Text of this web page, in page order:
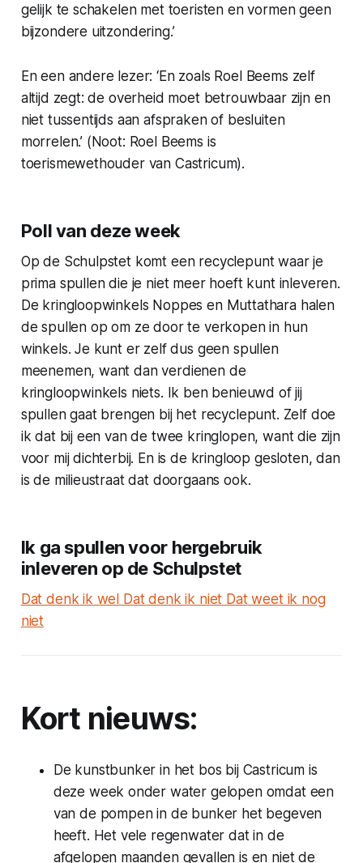
gelijk te schakelen met toeristen en vormen geen
bijzondere uitzondering.’
En een andere lezer: ‘En zoals Roel Beems zelf
altijd zegt: de overheid moet betrouwbaar zijn en
niet tussentijds aan afspraken of besluiten
morrelen.’ (Noot: Roel Beems is
toerismewethouder van Castricum).
Poll van deze week
Op de Schulpstet komt een recyclepunt waar je
prima spullen die je niet meer hoeft kunt inleveren.
De kringloopwinkels Noppes en Muttathara halen
de spullen op om ze door te verkopen in hun
winkels. Je kunt er zelf dus geen spullen
meenemen, want dan verdienen de
kringloopwinkels niets. Ik ben benieuwd of jij
spullen gaat brengen bij het recyclepunt. Zelf doe
ik dat bij een van de twee kringlopen, want die zijn
voor mij dichterbij. En is de kringloop gesloten, dan
is de milieustraat dat doorgaans ook.
Ik ga spullen voor hergebruik
inleveren op de Schulpstet
Dat denk ik wel Dat denk ik niet Dat weet ik nog
niet
Kort nieuws:
De kunstbunker in het bos bij Castricum is
deze week onder water gelopen omdat een
van de pompen in de bunker het begeven
heeft. Het vele regenwater dat in de
afgelopen maanden gevallen is en niet de